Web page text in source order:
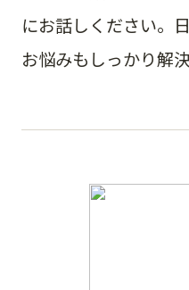
にお話しください。
お悩みもしっかり解